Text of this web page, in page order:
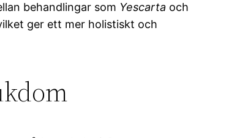
behandlingar som Yescarta och
ger ett mer holistiskt och